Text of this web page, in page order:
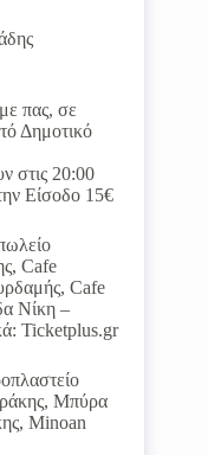
πας, σε
Δημοτικό
στις 20:00
Είσοδο 15€
Cafe
Cafe
Νίκη –
Ticketplus.gr
Μπύρα
Minoan